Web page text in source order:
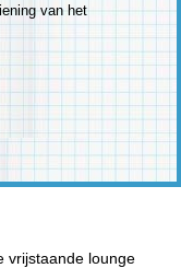
van het
vrijstaande lounge